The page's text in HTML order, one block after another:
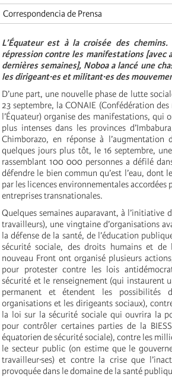
Correspondencia de Prensa
L’Équateur est à la croisée des
répression contre les manifestations [avec
dernières semaines], Noboa a lancé une
les dirigeant·es et militant·es des
D’une part, une nouvelle phase de lutte
23 septembre, la CONAIE (Confédération
l’Équateur) organise des manifestations, qui
plus intenses dans les provinces
Chimborazo, en réponse à
quelques jours plus tôt, le 16 septembre,
rassemblant 100 000 personnes a défilé
défendre le bien commun qu’est l’eau, dont
par les licences environnementales accordées
entreprises transnationales.
Quelques semaines auparavant, à l’initiative
travailleurs), une vingtaine d’organisations
la défense de la santé, de l’éducation
sécurité sociale, des droits humains et
nouveau Front ont organisé plusieurs
pour protester contre les lois
sécurité et le renseignement (qui instaurent
permanent et étendent les possibilités
organisations et les dirigeants sociaux),
la loi sur la sécurité sociale qui ouvrira la
pour contrôler certaines parties de la
équatorien de sécurité sociale), contre les
le secteur public (on estime que le
travailleur·ses) et contre la crise que
provoquée dans le domaine de la santé